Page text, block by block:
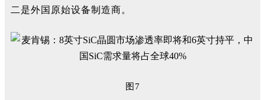
二是外国原始设备制造商。
图7